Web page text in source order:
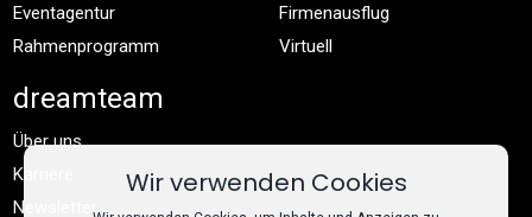
Eventagentur
Rahmenprogramm
Firmenausflug
Virtuell
dreamteam
Über uns
Karriere
Newsletter
Wir verwenden Cookies